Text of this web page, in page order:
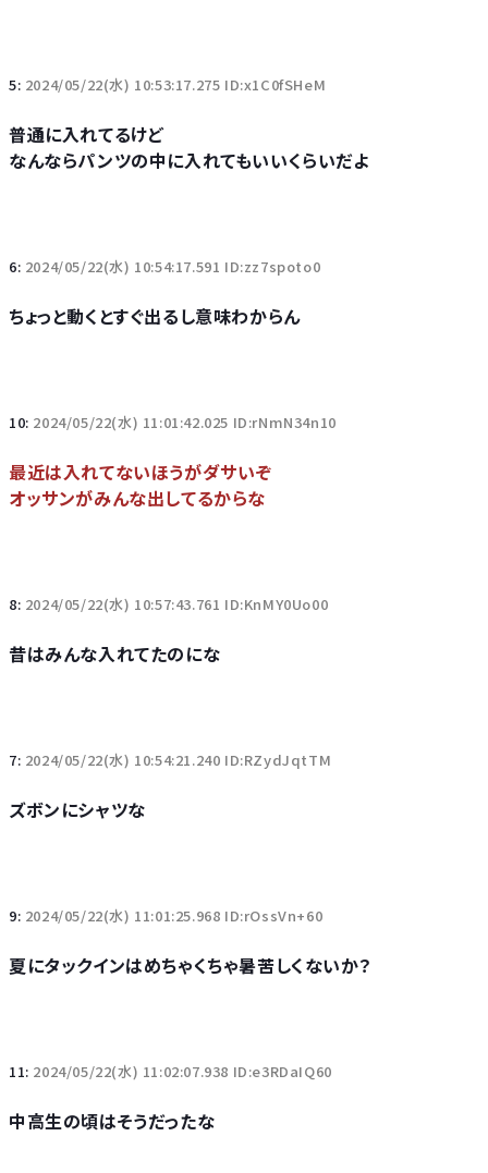
5: 2024/05/22(水) 10:53:17.275 ID:x1C0fSHeM
普通に入れてるけど
なんならパンツの中に入れてもいいくらいだよ
6: 2024/05/22(水) 10:54:17.591 ID:zz7spoto0
ちょっと動くとすぐ出るし意味わからん
10: 2024/05/22(水) 11:01:42.025 ID:rNmN34n10
最近は入れてないほうがダサいぞ
オッサンがみんな出してるからな
8: 2024/05/22(水) 10:57:43.761 ID:KnMY0Uo00
昔はみんな入れてたのにな
7: 2024/05/22(水) 10:54:21.240 ID:RZydJqtTM
ズボンにシャツな
9: 2024/05/22(水) 11:01:25.968 ID:rOssVn+60
夏にタックインはめちゃくちゃ暑苦しくないか？
11: 2024/05/22(水) 11:02:07.938 ID:e3RDaIQ60
中高生の頃はそうだったな